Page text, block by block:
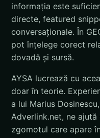
informația este
directe, featured
conversaționale. În
pot înțelege corect
dovadă și sursă.
AYSA lucrează cu
doar în teorie.
a lui Marius
Adverlink.net, ne
zgomotul care apare